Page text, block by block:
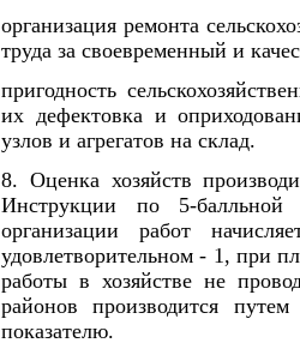
организация ремонта
труда за своевременный и
пригодность
их дефектовка и
узлов и агрегатов на склад.
8. Оценка хозяйств
Инструкции по 5-
организации работ
удовлетворительном - 1, при
работы в хозяйстве не
районов производится
показателю.